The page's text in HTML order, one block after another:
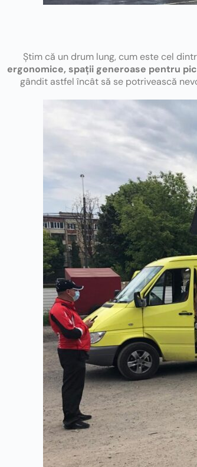
Știm că un drum lung, cum este cel
ergonomice, spații generoase pentru
gândit astfel încât să se potrivească